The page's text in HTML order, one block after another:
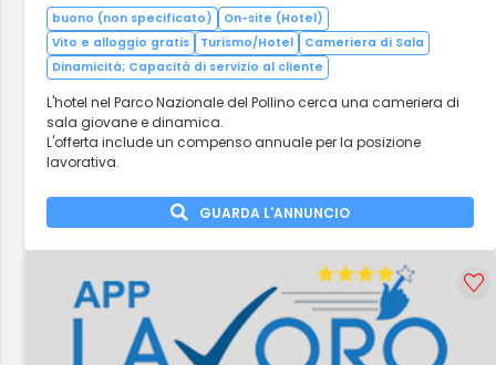
buono (non specificato)
On-site (Hotel)
Vito e alloggio gratis
Turismo/Hotel
Cameriera di Sala
Dinamicità; Capacità di servizio al cliente
L'hotel nel Parco Nazionale del Pollino cerca una cameriera di
sala giovane e dinamica.
L'offerta include un compenso annuale per la posizione
lavorativa.
GUARDA L'ANNUNCIO